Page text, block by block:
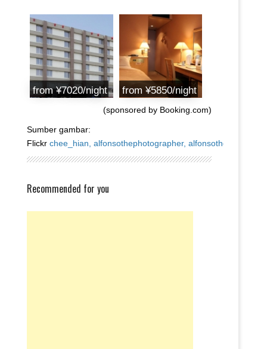
from ¥7020/night from ¥5850/night
(sponsored by Booking.com)
Sumber gambar:
Flickr chee_hian, alfonsothephotographer,
Recommended for you